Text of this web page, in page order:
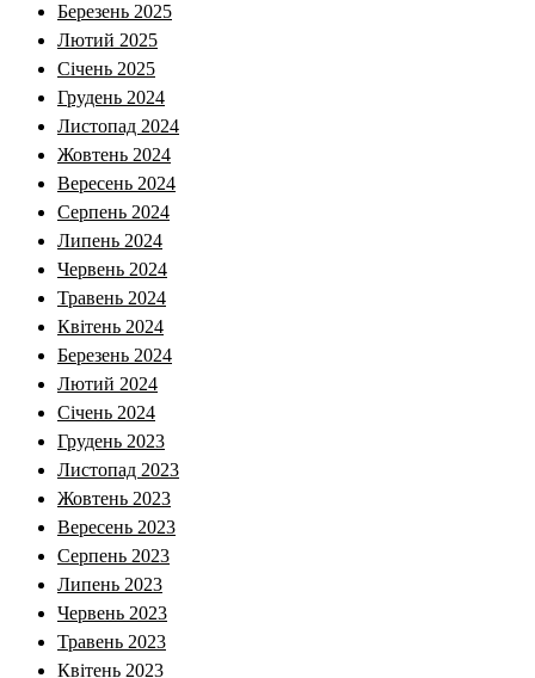
Березень 2025
Лютий 2025
Січень 2025
Грудень 2024
Листопад 2024
Жовтень 2024
Вересень 2024
Серпень 2024
Липень 2024
Червень 2024
Травень 2024
Квітень 2024
Березень 2024
Лютий 2024
Січень 2024
Грудень 2023
Листопад 2023
Жовтень 2023
Вересень 2023
Серпень 2023
Липень 2023
Червень 2023
Травень 2023
Квітень 2023